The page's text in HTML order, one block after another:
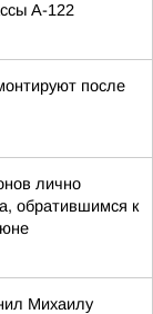
А-122
после
лично
обратившимся к
Михаилу